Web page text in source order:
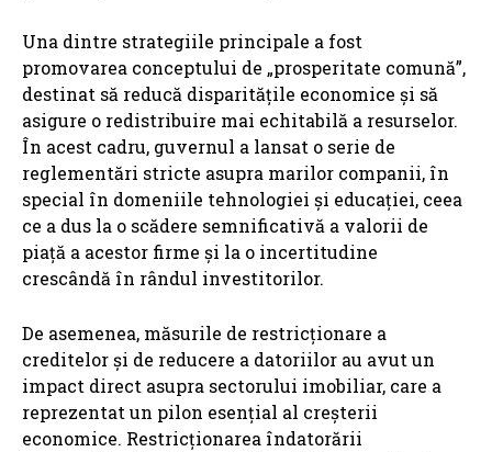
Una dintre strategiile principale a fost
promovarea conceptului de „prosperitate comună”,
destinat să reducă disparitățile economice și să
asigure o redistribuire mai echitabilă a resurselor.
În acest cadru, guvernul a lansat o serie de
reglementări stricte asupra marilor companii, în
special în domeniile tehnologiei și educației, ceea
ce a dus la o scădere semnificativă a valorii de
piață a acestor firme și la o incertitudine
crescândă în rândul investitorilor.
De asemenea, măsurile de restricționare a
creditelor și de reducere a datoriilor au avut un
impact direct asupra sectorului imobiliar, care a
reprezentat un pilon esențial al creșterii
economice. Restricționarea îndatorării